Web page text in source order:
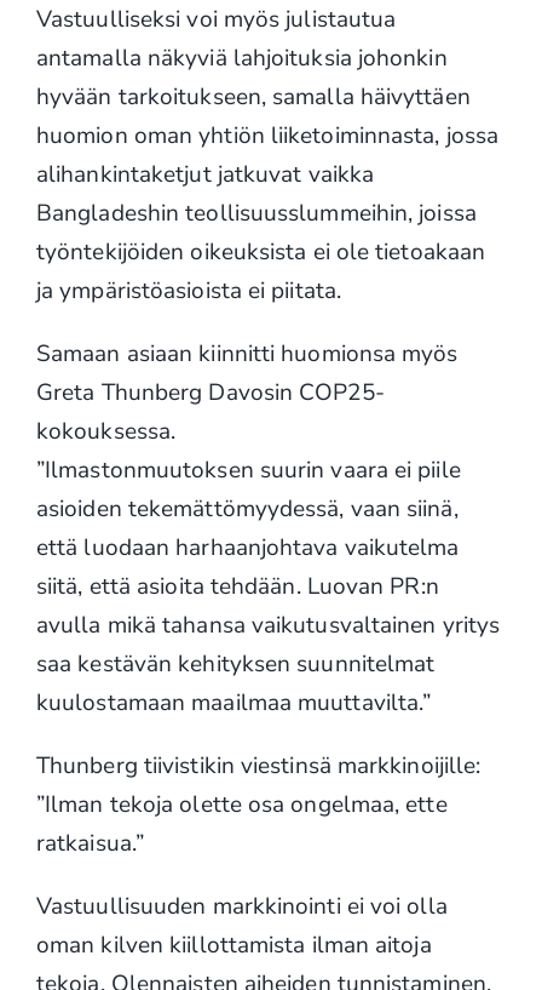
Vastuulliseksi voi myös julistautua
antamalla näkyviä lahjoituksia johonkin
hyvään tarkoitukseen, samalla häivyttäen
huomion oman yhtiön liiketoiminnasta, jossa
alihankintaketjut jatkuvat vaikka
Bangladeshin teollisuusslummeihin, joissa
työntekijöiden oikeuksista ei ole tietoakaan
ja ympäristöasioista ei piitata.
Samaan asiaan kiinnitti huomionsa myös
Greta Thunberg Davosin COP25-
kokouksessa.
”Ilmastonmuutoksen suurin vaara ei piile
asioiden tekemättömyydessä, vaan siinä,
että luodaan harhaanjohtava vaikutelma
siitä, että asioita tehdään. Luovan PR:n
avulla mikä tahansa vaikutusvaltainen yritys
saa kestävän kehityksen suunnitelmat
kuulostamaan maailmaa muuttavilta.”
Thunberg tiivistikin viestinsä markkinoijille:
”Ilman tekoja olette osa ongelmaa, ette
ratkaisua.”
Vastuullisuuden markkinointi ei voi olla
oman kilven kiillottamista ilman aitoja
tekoja. Olennaisten aiheiden tunnistaminen,